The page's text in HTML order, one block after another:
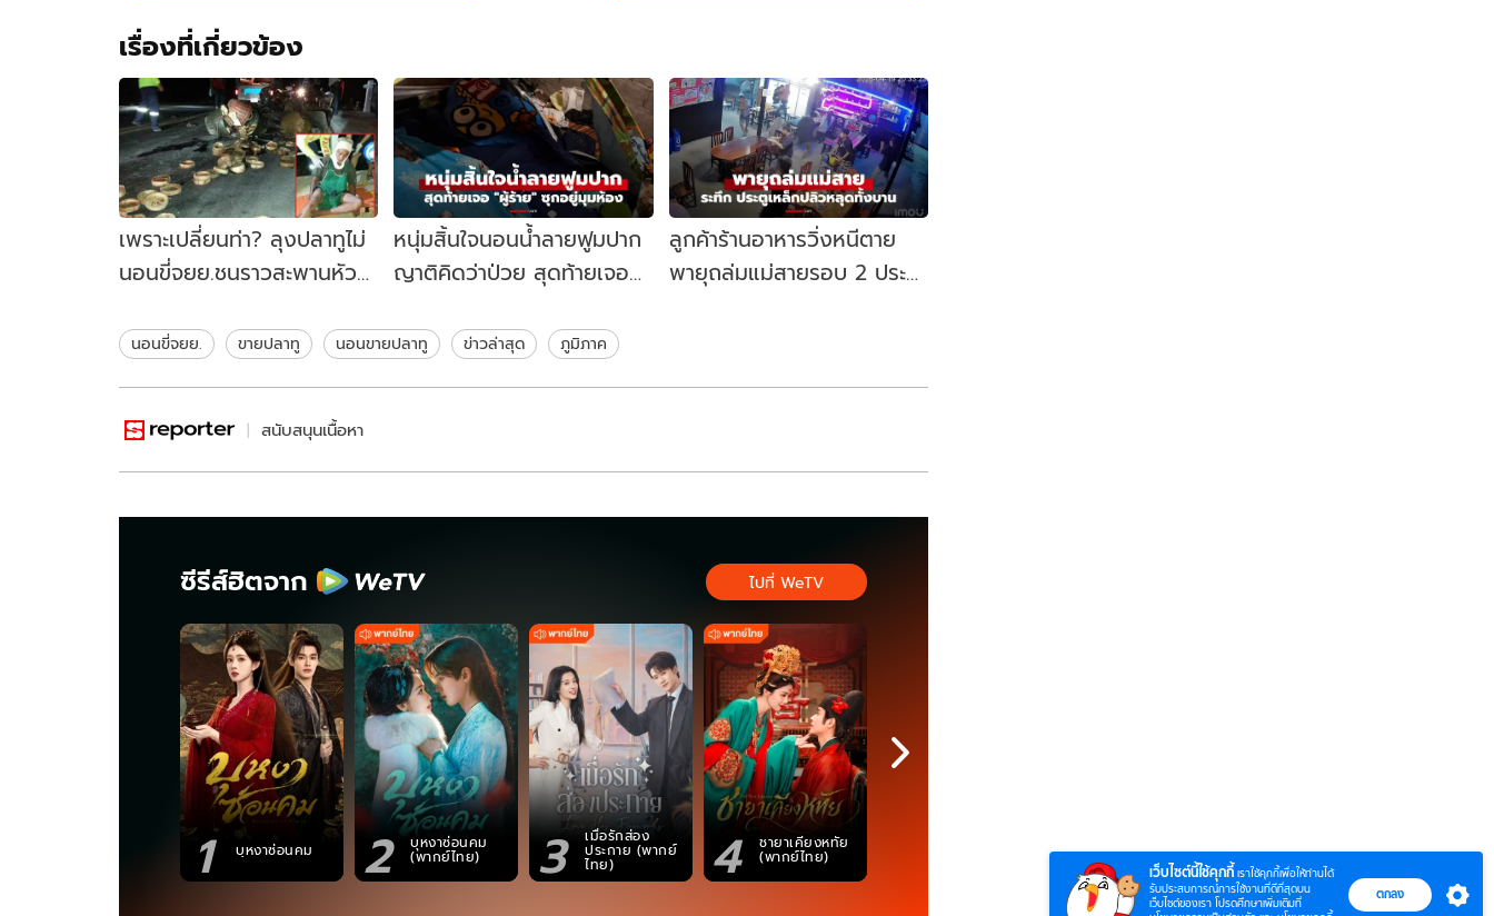
เรื่องที่เกี่ยวข้อง
เพราะเปลี่ยนท่า? ลุงปลาทูไม่
นอนขี่จยย.ชนราวสะพานหัว
หนุ่มสิ้นใจนอนน้ำลายฟูมปาก
ญาติคิดว่าป่วย สุดท้ายเจอ
ลูกค้าร้านอาหารวิ่งหนีตาย
พายุถล่มแม่สายรอบ 2 ประตู
นอนขี่จยย. ขายปลาทู นอนขายปลาทู ข่าวล่าสุด ภูมิภาค
สนับสนุนเนื้อหา
ซีรีส์ฮิตจาก
1 บุหงาซ่อนคม 2 บุหงาซ่อนคม
(พากย์ไทย) 3 เมื่อรักส่อง
ประกาย (พากย์
ไทย) 4 ชายาเคียงหทัย
(พากย์ไทย) 5 6 พบเธอ 7 พบเธอ (พากย์
ไทย) 8 แบบ
ไปที่ WeTV
เว็บไซต์นี้ใช้คุกกี้ เราใช้คุกกี้เพื่อให้ท่านได้
รับประสบการณ์การใช้งานที่ดีที่สุดบน
เว็บไซต์ของเรา โปรดศึกษาเพิ่มเติมที่
ตกลง